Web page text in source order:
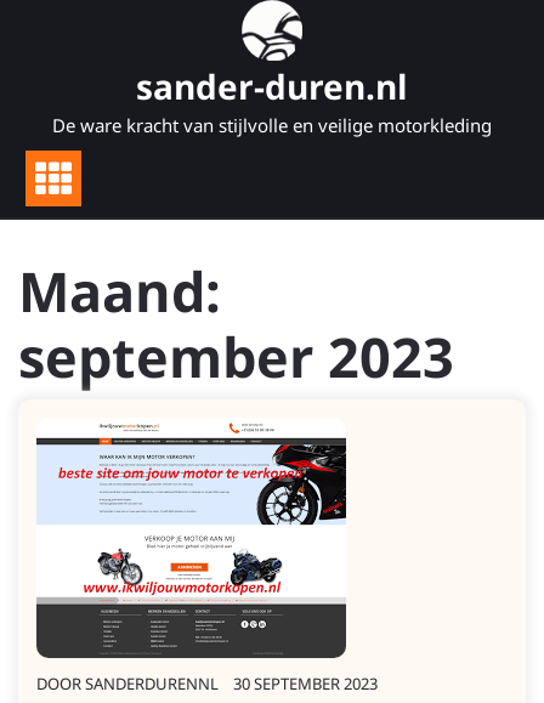
sander-duren.nl
De ware kracht van stijlvolle en veilige motorkleding
Maand:
september 2023
DOORSANDERDURENNL 30 SEPTEMBER 2023